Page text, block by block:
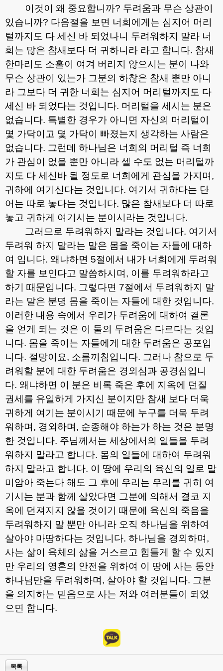
이것이 왜 중요합니까? 두려움과 무슨 상관이
있습니까? 다음절을 보면 너희에게는 심지어 머리
털까지도 다 세신 바 되었나니 두려워하지 말라 너
희는 많은 참새보다 더 귀하니라 라고 합니다. 참새
한마리도 소홀이 여겨 버리지 않으시는 분이 나와
무슨 상관이 있는가 그분의 하찮은 참새 뿐만 아니
라 그보다 더 귀한 너희는 심지어 머리털까지도 다
세신 바 되었다는 것입니다. 머리털을 세시는 분은
없습니다. 특별한 경우가 아니면 자신의 머리털이
몇 가닥이고 몇 가닥이 빠졌는지 생각하는 사람은
없습니다. 그런데 하나님은 너희의 머리털 즉 너희
가 관심이 없을 뿐만 아니라 셀 수도 없는 머리털까
지도 다 세신바 될 정도로 너희에게 관심을 가지며 ,
귀하에 여기신다는 것입니다. 여기서 귀하다는 단
어는 따로 놓다는 것입니다. 많은 참새보다 더 따로
놓고 귀하게 여기시는 분이시라는 것입니다.
그러므로 두려워하지 말라는 것입니다. 여기서
두려워 하지 말라는 말은 몸을 죽이는 자들에 대하
여 입니다. 왜냐하면 5절에서 내가 너희에게 두려워
할 자를 보인다고 말씀하시며 , 이를 두려워하라고
하기 때문입니다. 그렇다면 7절에서 두려워하지 말
라는 말은 분명 몸을 죽이는 자들에 대한 것입니다.
이러한 내용 속에서 우리가 두려움에 대하여 결론
을 얻게 되는 것은 이 둘의 두려움은 다르다는 것입
니다. 몸을 죽이는 자들에게 대한 두려움은 공포입
니다. 절망이요, 소름끼침입니다. 그러나 참으로 두
려워할 분에 대한 두려움은 경외심과 공경심입니
다. 왜냐하면 이 분은 비록 죽은 후에 지옥에 던질
권세를 유일하게 가지신 분이지만 참새 보다 더욱
귀하게 여기는 분이시기 때문에 누구를 더욱 두려
워하며 , 경외하며 , 순종해야 하는가 하는 것은 분명
한 것입니다. 주님께서는 세상에서의 일들을 두려
워하지 말라고 합니다. 몸의 일들에 대하여 두려워
하지 말라고 합니다. 이 땅에 우리의 육신의 일로 말
미암아 죽는다 해도 그 후에 우리는 우리를 귀히 여
기시는 분과 함께 살았다면 그분에 의해서 결코 지
옥에 던져지지 않을 것이기 때문에 육신의 죽음을
두려워하지 말 뿐만 아니라 오직 하나님을 위하여
살아야 마땅하다는 것입니다. 하나님을 경외하며 ,
사는 삶이 육체의 삶을 거스르고 힘들게 할 수 있지
만 우리의 영혼의 안전을 위하여 이 땅에 사는 동안
하나님만을 두려워하며 , 살아야 할 것입니다. 그분
을 의지하는 믿음으로 사는 저와 여러분들이 되었
으면 합니다.
목록